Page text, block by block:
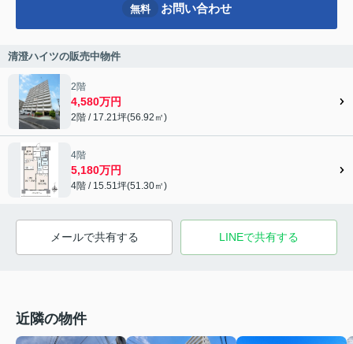
無料 お問い合わせ
清澄ハイツの販売中物件
2階
4,580万円
2階 / 17.21坪(56.92㎡)
4階
5,180万円
4階 / 15.51坪(51.30㎡)
メールで共有する LINEで共有する
近隣の物件